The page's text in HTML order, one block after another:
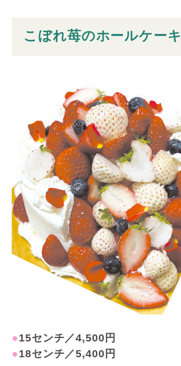
こぼれ苺のホールケーキ
●15センチ／4,500円
●18センチ／5,400円